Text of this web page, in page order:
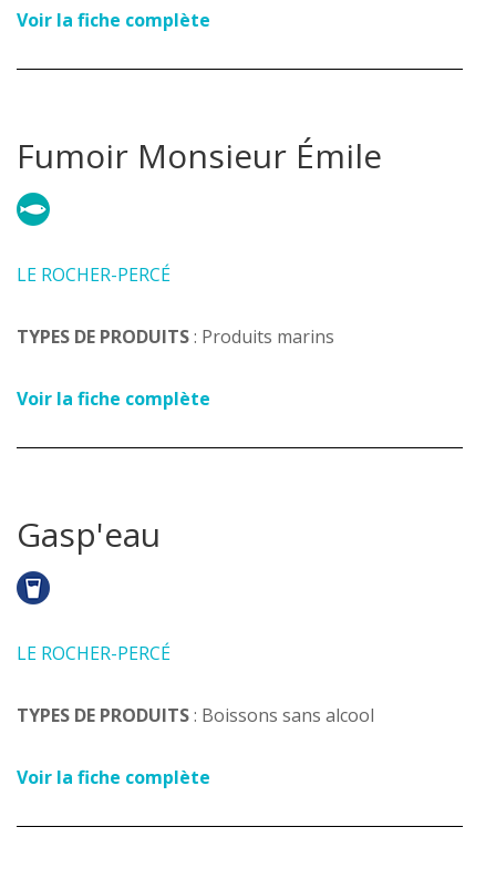
Voir la fiche complète
Fumoir Monsieur Émile
LE ROCHER-PERCÉ
TYPES DE PRODUITS: Produits marins
Voir la fiche complète
Gasp'eau
LE ROCHER-PERCÉ
TYPES DE PRODUITS: Boissons sans alcool
Voir la fiche complète